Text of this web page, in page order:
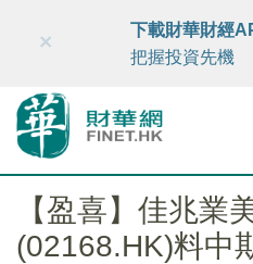
財華智庫網 FINTV
×
下載財華財經
把握投資先機
【盈喜】佳兆業
(02168.HK)料中